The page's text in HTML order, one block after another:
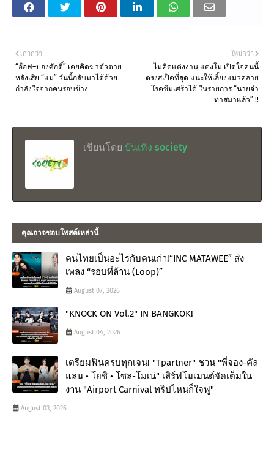
ใหม่กว่า
ไม่คิดแต่งงาน แตงโม เปิดใจคนนี้
ตรงสเป๊คที่สุด แนะให้เลี้ยงแมวคลาย
โรคซึมเศร้าได้ ในรายการ “นายจ๋า
ทาสมาแล้ว” !!
เก่ากว่า
“อ๊อฟ–ปองศักดิ์” เคยคิดฆ่าตัวตาย
หลังเสีย “แม่” วันนี้กลับมาได้ด้วย
กำลังใจจากคนรอบข้าง
เขียนโดย บันเทิง society
คุณอาจชอบโพสต์เหล่านี้
คนไทยเป็นอะไรกับคนเก่า!“INC MATAWEE” ส่ง
เพลง “รอบที่ล้าน (Loop)”
August 07, 2026
"KNOCK ON Vol.2" IN BANGKOK!
August 04, 2026
เตรียมฟินครบทุกเจน! "Tpartner" ชวน "พี่จอง-คัล
แลน • โยชิ • โซล-โมเน่" เสิร์ฟโมเมนต์จัดเต็มใน
งาน "Airport Carnival ทริปไหนก็ใจฟู"
August 03, 2026